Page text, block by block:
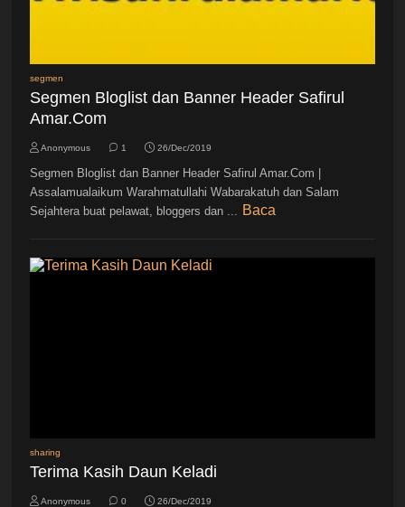
segmen
Segmen Bloglist dan Banner Header Safirul
Amar.Com
Anonymous 1 26/Dec/2019
Segmen Bloglist dan Banner Header Safirul Amar.Com |
Assalamualaikum Warahmatullahi Wabarakatuh dan Salam
Sejahtera buat pelawat, bloggers dan ...
Baca
sharing
Terima Kasih Daun Keladi
Anonymous 0 26/Dec/2019